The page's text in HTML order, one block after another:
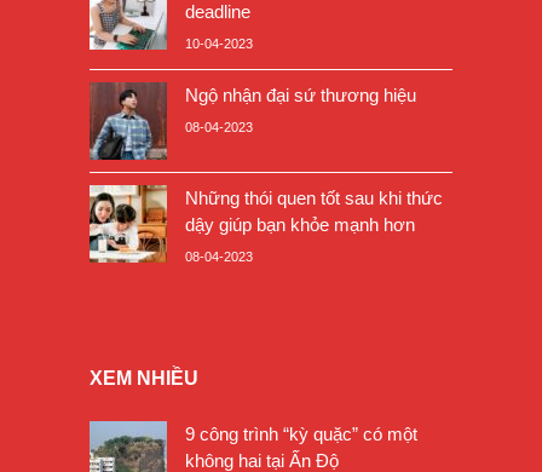
deadline
10-04-2023
Ngộ nhận đại sứ thương hiệu
08-04-2023
Những thói quen tốt sau khi thức
dậy giúp bạn khỏe mạnh hơn
08-04-2023
XEM NHIỀU
9 công trình “kỳ quặc” có một
không hai tại Ấn Độ